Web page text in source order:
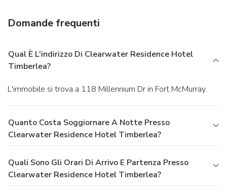
Domande frequenti
Qual È L'indirizzo Di Clearwater Residence Hotel
Timberlea?
L'immobile si trova a 118 Millennium Dr in Fort McMurray.
Quanto Costa Soggiornare A Notte Presso
Clearwater Residence Hotel Timberlea?
Quali Sono Gli Orari Di Arrivo E Partenza Presso
Clearwater Residence Hotel Timberlea?